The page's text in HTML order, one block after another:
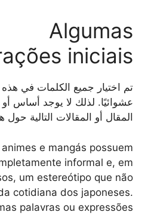
Algumas
iniciais
تم اختيار جميع الكلمات في
عشوائيًا. لذلك لا يوجد أساس
المقال أو المقالات التالية
e mangás possuem
informal e, em
um estereótipo que não
cotidiana dos japoneses.
palavras ou expressões